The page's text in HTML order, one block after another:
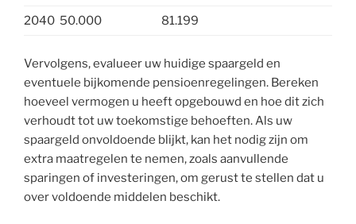
2040 50.000 81.199
Vervolgens, evalueer uw huidige spaargeld en
eventuele bijkomende pensioenregelingen. Bereken
hoeveel vermogen u heeft opgebouwd en hoe dit zich
verhoudt tot uw toekomstige behoeften. Als uw
spaargeld onvoldoende blijkt, kan het nodig zijn om
extra maatregelen te nemen, zoals aanvullende
sparingen of investeringen, om gerust te stellen dat u
over voldoende middelen beschikt.